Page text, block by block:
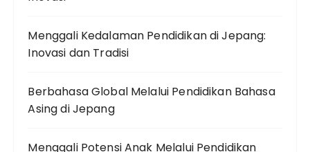
Menggali Kedalaman Pendidikan di Jepang:
Inovasi dan Tradisi
Berbahasa Global Melalui Pendidikan Bahasa
Asing di Jepang
Menggali Potensi Anak Melalui Pendidikan